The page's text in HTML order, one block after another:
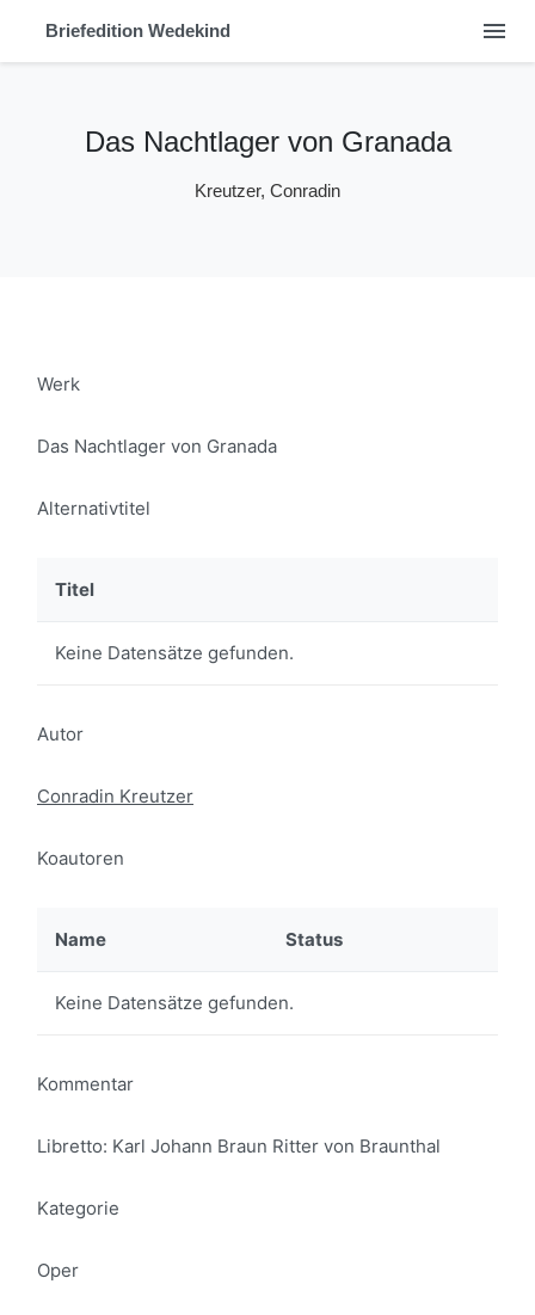
Briefedition Wedekind menu
Das Nachtlager von Granada
Kreutzer, Conradin
Werk
Das Nachtlager von Granada
Alternativtitel
Titel
Keine Datensätze gefunden.
Autor
Conradin Kreutzer
Koautoren
Name Status
Keine Datensätze gefunden.
Kommentar
Libretto: Karl Johann Braun Ritter von Braunthal
Kategorie
Oper